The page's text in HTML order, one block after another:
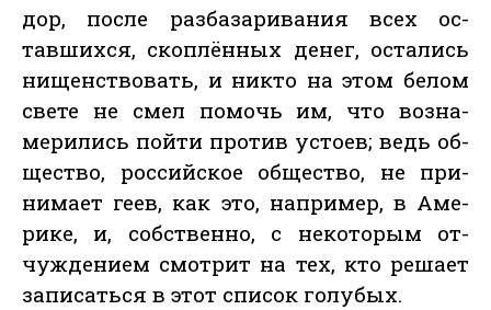
дор, пос­ле раз­ба­зари­вания всех ос­
тавших­ся, скоп­лённых де­нег, ос­та­лись
ни­щенс­тво­вать, и ник­то на этом бе­лом
све­те не смел по­мочь им, что воз­на­
мери­лись пой­ти про­тив ус­то­ев; ведь об­
щес­тво, рос­сий­ское об­щес­тво, не при­
нима­ет ге­ев, как это, нап­ри­мер, в Аме­
рике, и, собс­твен­но, с не­кото­рым от­
чужде­ни­ем смот­рит на тех, кто ре­ша­ет
за­писать­ся в этот спи­сок го­лубых.